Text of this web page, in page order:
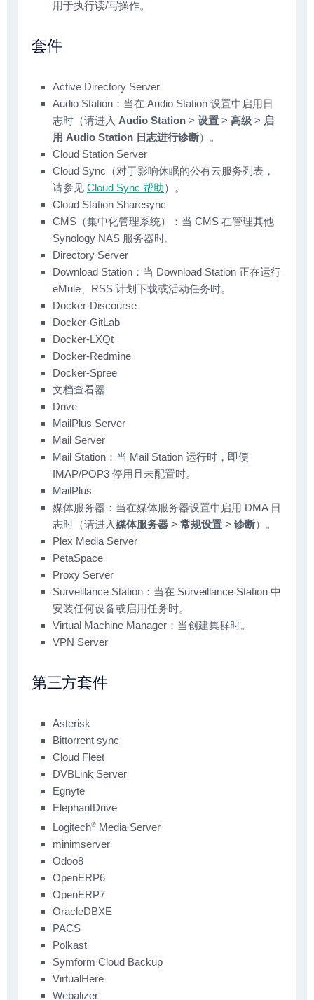
用于执行读/写操作。
套件
Active Directory Server
Audio Station：当在 Audio Station 设置中启用日
志时（请进入 Audio Station > 设置 > 高级 > 启
用 Audio Station 日志进行诊断）。
Cloud Station Server
Cloud Sync（对于影响休眠的公有云服务列表，
请参见 Cloud Sync 帮助）。
Cloud Station Sharesync
CMS（集中化管理系统）：当 CMS 在管理其他
Synology NAS 服务器时。
Directory Server
Download Station：当 Download Station 正在运行
eMule、RSS 计划下载或活动任务时。
Docker-Discourse
Docker-GitLab
Docker-LXQt
Docker-Redmine
Docker-Spree
文档查看器
Drive
MailPlus Server
Mail Server
Mail Station：当 Mail Station 运行时，即便
IMAP/POP3 停用且未配置时。
MailPlus
媒体服务器：当在媒体服务器设置中启用 DMA 日
志时（请进入媒体服务器 > 常规设置 > 诊断）。
Plex Media Server
PetaSpace
Proxy Server
Surveillance Station：当在 Surveillance Station 中
安装任何设备或启用任务时。
Virtual Machine Manager：当创建集群时。
VPN Server
第三方套件
Asterisk
Bittorrent sync
Cloud Fleet
DVBLink Server
Egnyte
ElephantDrive
Logitech® Media Server
minimserver
Odoo8
OpenERP6
OpenERP7
OracleDBXE
PACS
Polkast
Symform Cloud Backup
VirtualHere
Webalizer